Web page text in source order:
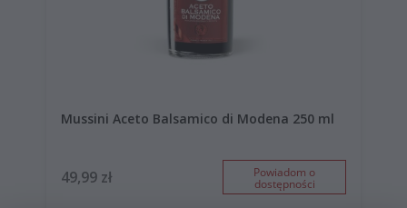
Mussini Aceto Balsamico di Modena 250 ml
49,99 zł Powiadom o
dostępności